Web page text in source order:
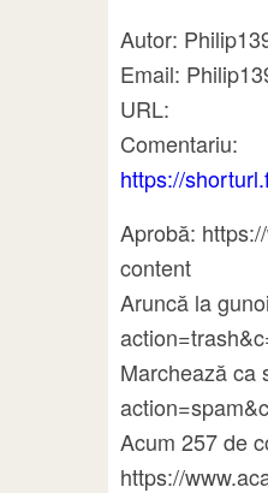
Autor:
Email:
URL:
Comentariu:
https://
Aprobă:
content
Aruncă la
Marchează ca
Acum 257 de
https://